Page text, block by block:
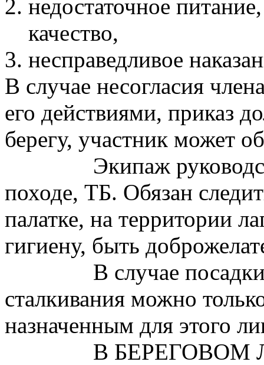
недостаточное
качество,
несправедливое
В случае несогласия
его действиями, приказ
берегу, участник может
Экипаж
походе, ТБ. Обязан
палатке, на территории
гигиену, быть
В случае
сталкивания можно
назначенным для этого
В БЕРЕГОВОМ